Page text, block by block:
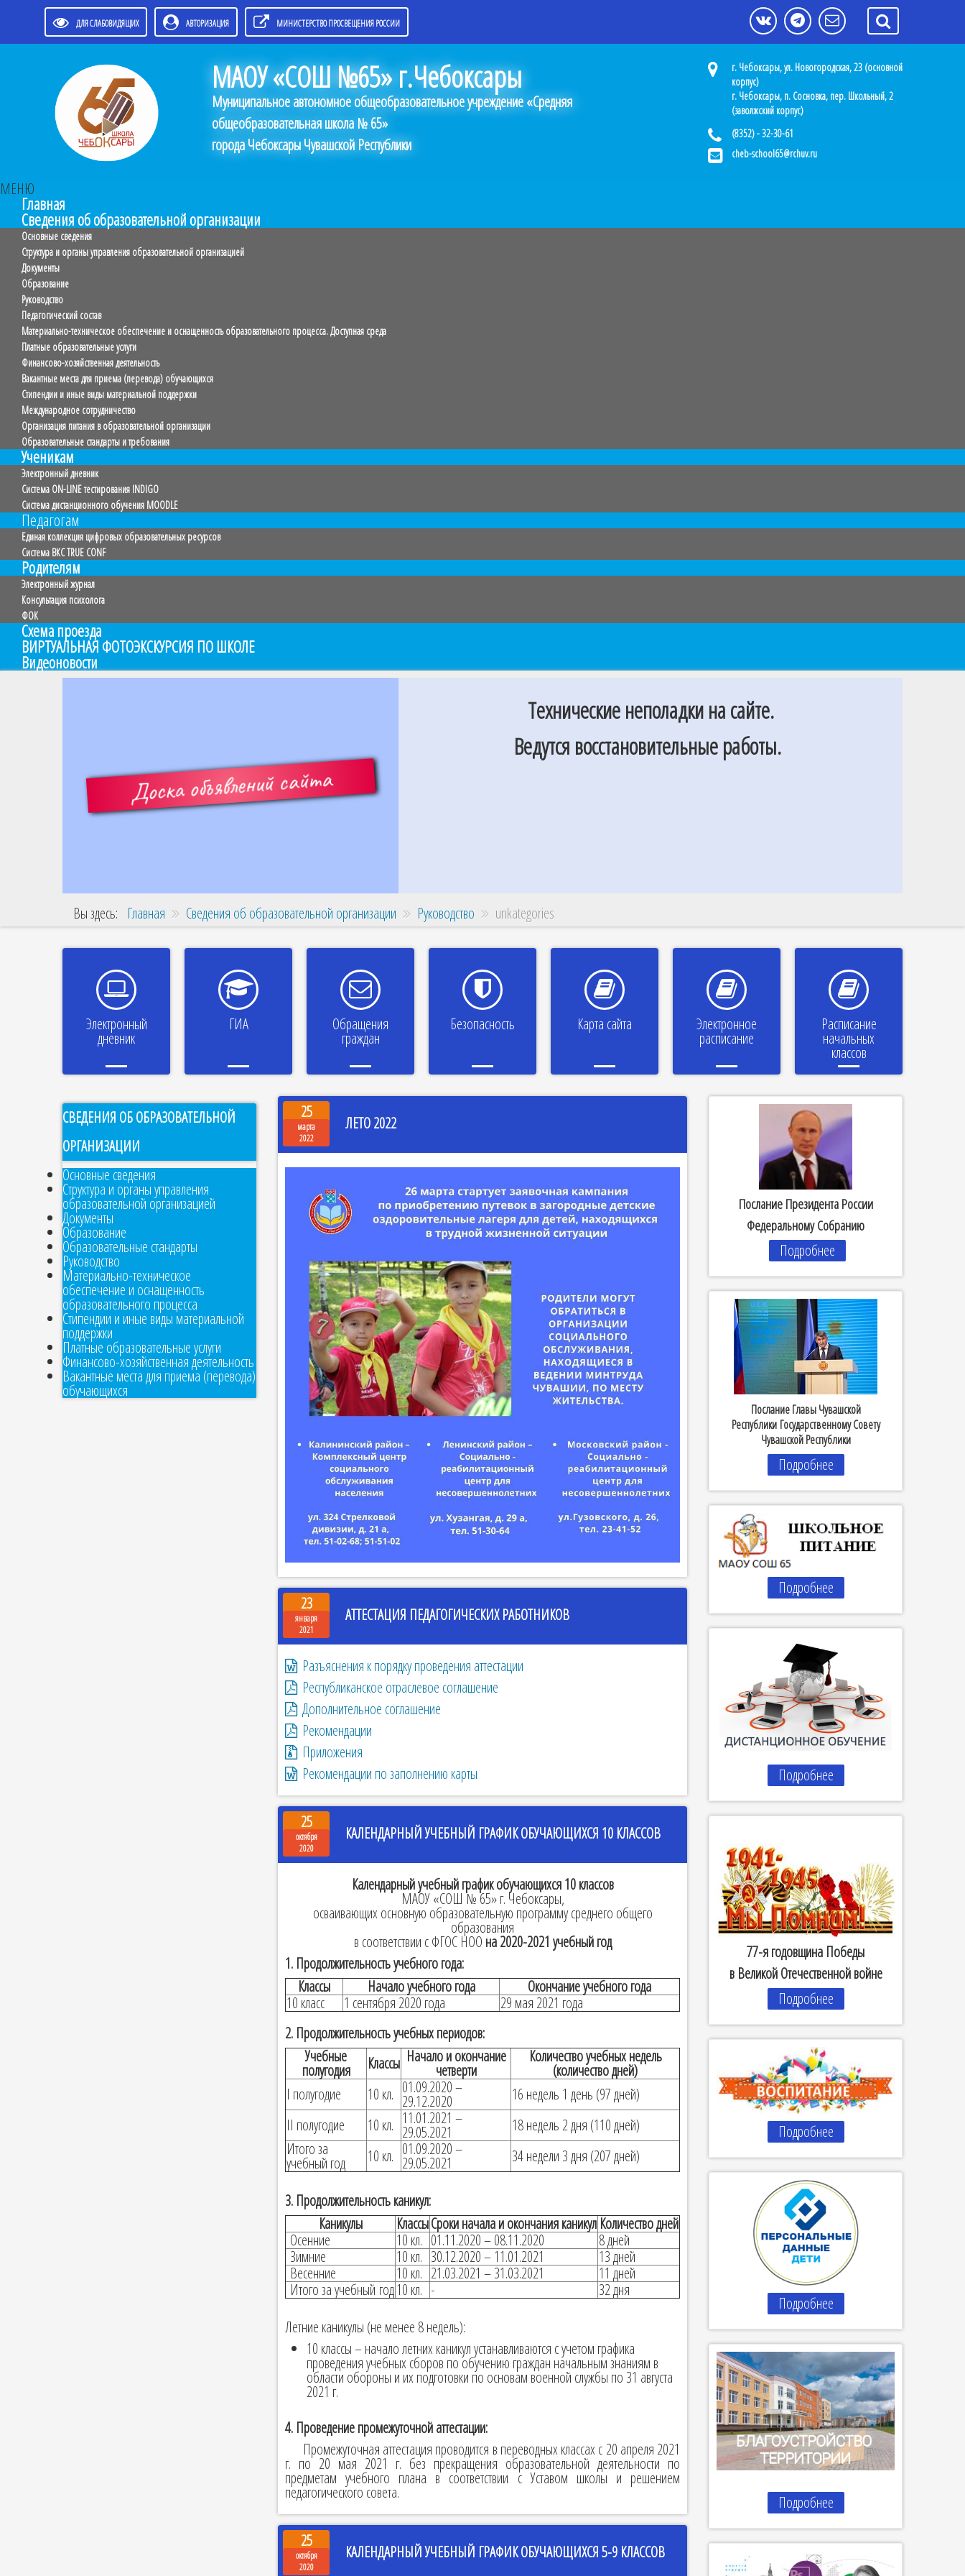
ДЛЯ СЛАБОВИДЯЩИХ АВТОРИЗАЦИЯ МИНИСТЕРСТВО ПРОСВЕЩЕНИЯ РОССИИ
МАОУ «СОШ №65» г.Чебоксары
Муниципальное автономное общеобразовательное учреждение «Средняя
общеобразовательная школа № 65»
города Чебоксары Чувашской Республики
г. Чебоксары, ул. Новогородская, 23 (основной
корпус)
г. Чебоксары, п. Сосновка, пер. Школьный, 2
(заволжский корпус)
(8352) - 32-30-61
cheb-school65@rchuv.ru
МЕНЮ
Главная
Сведения об образовательной организации
Основные сведения
Структура и органы управления образовательной организацией
Документы
Образование
Руководство
Педагогический состав
Материально-техническое обеспечение и оснащенность образовательного процесса. Доступная среда
Платные образовательные услуги
Финансово-хозяйственная деятельность
Вакантные места для приема (перевода) обучающихся
Стипендии и иные виды материальной поддержки
Международное сотрудничество
Организация питания в образовательной организации
Образовательные стандарты и требования
Ученикам
Электронный дневник
Система ON-LINE тестирования INDIGO
Система дистанционного обучения MOODLE
Педагогам
Единая коллекция цифровых образовательных ресурсов
Система ВКС TRUE CONF
Родителям
Электронный журнал
Консультация психолога
ФОК
Схема проезда
ВИРТУАЛЬНАЯ ФОТОЭКСКУРСИЯ ПО ШКОЛЕ
Видеоновости
Доска объявлений сайта
Технические неполадки на сайте.
Ведутся восстановительные работы.
Вы здесь: Главная Сведения об образовательной организации Руководство unkategories
Электронный
дневник
ГИА Обращения
граждан
Безопасность Карта сайта Электронное
расписание
Расписание
начальных
классов
СВЕДЕНИЯ ОБ ОБРАЗОВАТЕЛЬНОЙ
ОРГАНИЗАЦИИ
Основные сведения
Структура и органы управления
образовательной организацией
Документы
Образование
Образовательные стандарты
Руководство
Материально-техническое
обеспечение и оснащенность
образовательного процесса
Стипендии и иные виды материальной
поддержки
Платные образовательные услуги
Финансово-хозяйственная деятельность
Вакантные места для приема (перевода)
обучающихся
25
марта
2022
ЛЕТО 2022
23
января
2021
АТТЕСТАЦИЯ ПЕДАГОГИЧЕСКИХ РАБОТНИКОВ
Разъяснения к порядку проведения аттестации
Республиканское отраслевое соглашение
Дополнительное соглашение
Рекомендации
Приложения
Рекомендации по заполнению карты
25
октября
2020
КАЛЕНДАРНЫЙ УЧЕБНЫЙ ГРАФИК ОБУЧАЮЩИХСЯ 10 КЛАССОВ
Календарный учебный график обучающихся 10 классов
МАОУ «СОШ № 65» г. Чебоксары,
осваивающих основную образовательную программу среднего общего
образования
в соответствии с ФГОС НОО на 2020-2021 учебный год
1. Продолжительность учебного года:
Классы
Начало учебного года
Окончание учебного года
10 класс
1 сентября 2020 года
29 мая 2021 года
2. Продолжительность учебных периодов:
Учебные
полугодия Классы Начало и окончание
четверти
Количество учебных недель
(количество дней)
I полугодие
10 кл. 01.09.2020 –
29.12.2020
16 недель 1 день (97 дней)
II полугодие
10 кл. 11.01.2021 –
29.05.2021
18 недель 2 дня (110 дней)
Итого за
учебный год 10 кл. 01.09.2020 –
29.05.2021 34 недели 3 дня (207 дней)
3. Продолжительность каникул:
Каникулы
КлассыСроки начала и окончания каникул Количество дней
Осенние
10 кл. 01.11.2020 – 08.11.2020
8 дней
Зимние
10 кл. 30.12.2020 – 11.01.2021
13 дней
Весенние
10 кл. 21.03.2021 – 31.03.2021
11 дней
Итого за учебный год10 кл. -
32 дня
Летние каникулы (не менее 8 недель):
10 классы – начало летних каникул устанавливаются с учетом графика
проведения учебных сборов по обучению граждан начальным знаниям в
области обороны и их подготовки по основам военной службы по 31 августа
2021 г.
4. Проведение промежуточной аттестации:
Промежуточная аттестация проводится в переводных классах с 20 апреля 2021
г. по 20 мая 2021 г. без прекращения образовательной деятельности по
предметам учебного плана в соответствии с Уставом школы и решением
педагогического совета.
25
октября
2020
КАЛЕНДАРНЫЙ УЧЕБНЫЙ ГРАФИК ОБУЧАЮЩИХСЯ 5-9 КЛАССОВ
Послание Президента России
Федеральному Собранию
Подробнее
Послание Главы Чувашской
Республики Государственному Совету
Чувашской Республики
Подробнее
Подробнее
Подробнее
77-я годовщина Победы
в Великой Отечественной войне
Подробнее
Подробнее
Подробнее
Подробнее